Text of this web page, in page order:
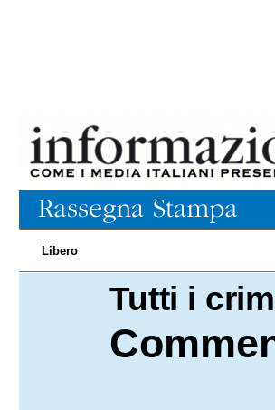
Libero
Tutti i